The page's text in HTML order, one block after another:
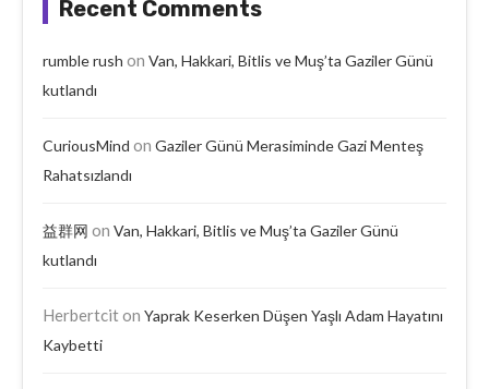
Recent Comments
rumble rush on Van, Hakkari, Bitlis ve Muş’ta Gaziler Günü
kutlandı
CuriousMind on Gaziler Günü Merasiminde Gazi Menteş
Rahatsızlandı
益群网 on Van, Hakkari, Bitlis ve Muş’ta Gaziler Günü
kutlandı
Herbertciton Yaprak Keserken Düşen Yaşlı Adam Hayatını
Kaybetti